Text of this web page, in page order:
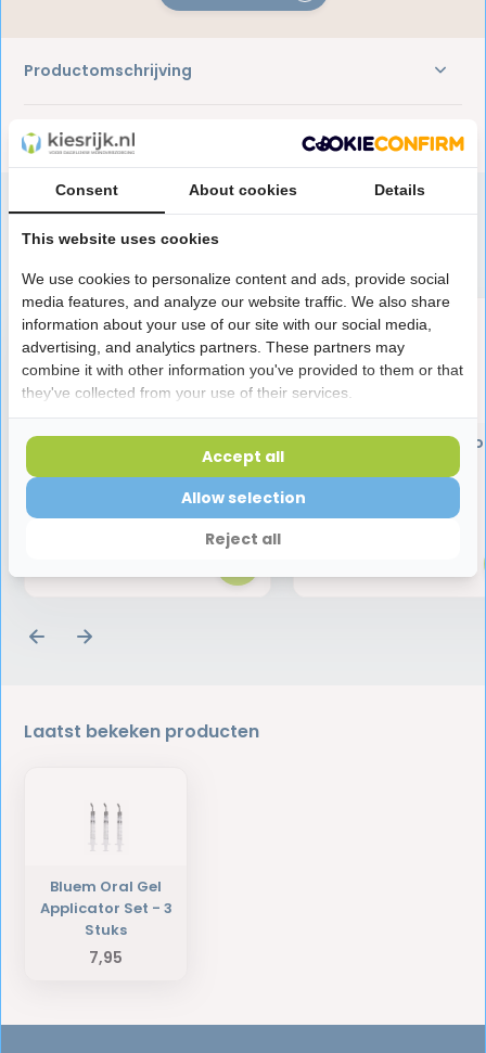
Productomschrijving
Reviews
Speciaal aanbevolen voor jou
Blue M Oral Gel | 15 ml |
Mondgel voor
Tandvleesverzorging
21,95
BlueM Tandpasta |
9,45
Laatst bekeken producten
Bluem Oral Gel
Applicator Set - 3
Stuks
7,95
Consent About cookies Details
This website uses cookies
We use cookies to personalize content and ads, provide social
media features, and analyze our website traffic. We also share
information about your use of our site with our social media,
advertising, and analytics partners. These partners may
combine it with other information you've provided to them or that
they've collected from your use of their services.
Reject all
Allow selection
Accept all